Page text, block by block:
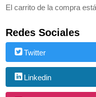
El carrito de la compra
Redes Sociales
Twitter
Linkedin